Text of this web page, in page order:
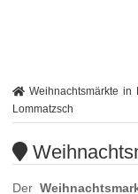
Weihnachtsmärkte in
Lommatzsch
Der